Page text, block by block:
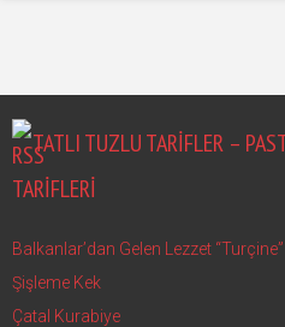
TATLI TUZLU TARIFLER –
TARIFLERI
Balkanlar’dan Gelen Lezzet “Turçine”
Şişleme Kek
Çatal Kurabiye